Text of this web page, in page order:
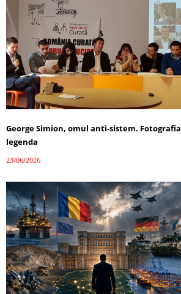
George Simion, omul anti-sistem.
legenda
23/06/2026